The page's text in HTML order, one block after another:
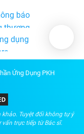
Ứng Dụng PKH
Tuyệt đối không tự ý
trực tiếp từ Bác sĩ.